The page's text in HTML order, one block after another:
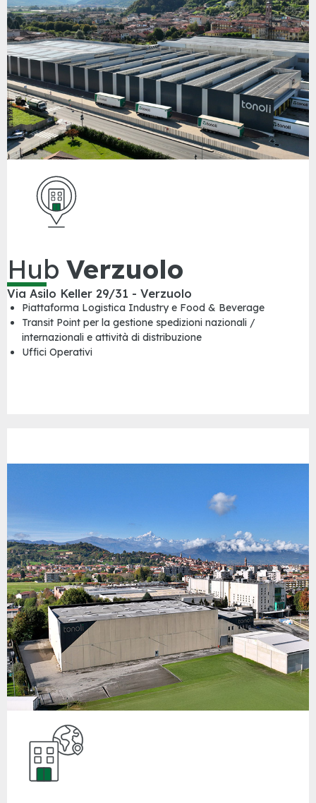
Hub Verzuolo
Via Asilo Keller 29/31 - Verzuolo
Piattaforma Logistica Industry e Food & Beverage
Transit Point per la gestione spedizioni nazionali /
internazionali e attività di distribuzione
Uffici Operativi